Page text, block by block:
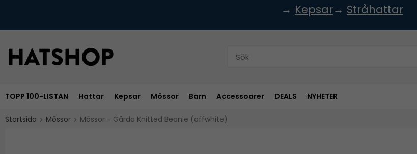
→ Kepsar→ Stråhattar
TOPP 100-LISTAN Hattar Kepsar Mössor Barn Accessoarer DEALS NYHETER
Startsida Mössor Mössor - Gårda Knitted Beanie (offwhite)